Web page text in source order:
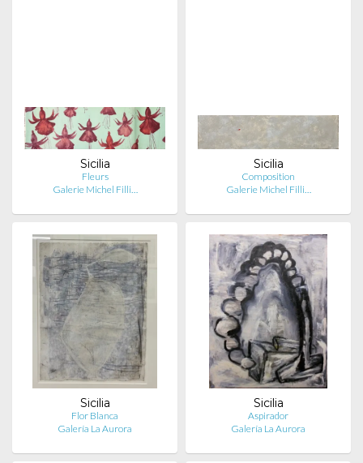
Sicilia
Fleurs
Galerie Michel Filli…
Sicilia
Composition
Galerie Michel Filli…
Sicilia
Flor Blanca
Galería La Aurora
Sicilia
Aspirador
Galería La Aurora